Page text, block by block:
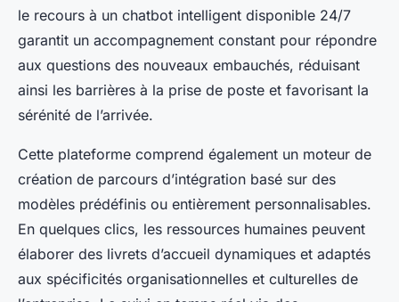
le recours à un chatbot intelligent disponible 24/7
garantit un accompagnement constant pour répondre
aux questions des nouveaux embauchés, réduisant
ainsi les barrières à la prise de poste et favorisant la
sérénité de l’arrivée.
Cette plateforme comprend également un moteur de
création de parcours d’intégration basé sur des
modèles prédéfinis ou entièrement personnalisables.
En quelques clics, les ressources humaines peuvent
élaborer des livrets d’accueil dynamiques et adaptés
aux spécificités organisationnelles et culturelles de